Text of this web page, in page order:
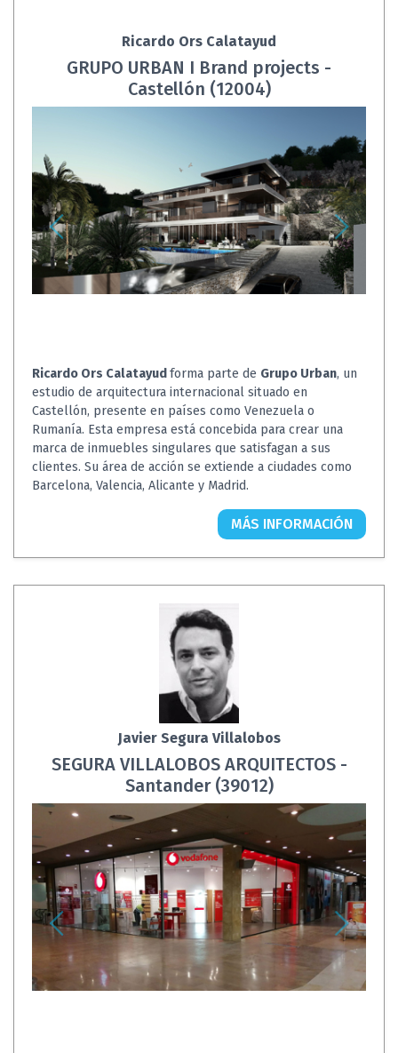
Ricardo Ors Calatayud
GRUPO URBAN I Brand projects -
Castellón (12004)
Ricardo Ors Calatayud forma parte de Grupo Urban, un
estudio de arquitectura internacional situado en
Castellón, presente en países como Venezuela o
Rumanía. Esta empresa está concebida para crear una
marca de inmuebles singulares que satisfagan a sus
clientes. Su área de acción se extiende a ciudades como
Barcelona, Valencia, Alicante y Madrid.
MÁS INFORMACIÓN
Javier Segura Villalobos
SEGURA VILLALOBOS ARQUITECTOS -
Santander (39012)